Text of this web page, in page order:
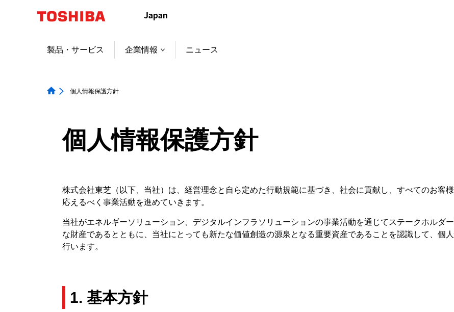
製品・サービス 企業情報 ニュース
個人情報保護方針
個人情報保護方針
株式会社東芝（以下、当社）は、経営理念と自ら定めた行動規範に基づき、社会に貢献し、すべてのお客
応えるべく事業活動を進めていきます。
当社がエネルギーソリューション、デジタルインフラソリューションの事業活動を通じてステークホルダ
な財産であるとともに、当社にとっても新たな価値創造の源泉となる重要資産であることを認識して、個
行います。
1. 基本方針